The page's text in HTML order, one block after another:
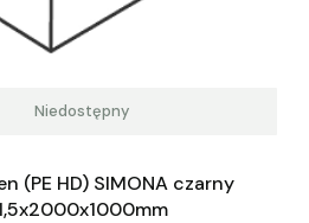
Niedostępny
(PE HD) SIMONA czarny